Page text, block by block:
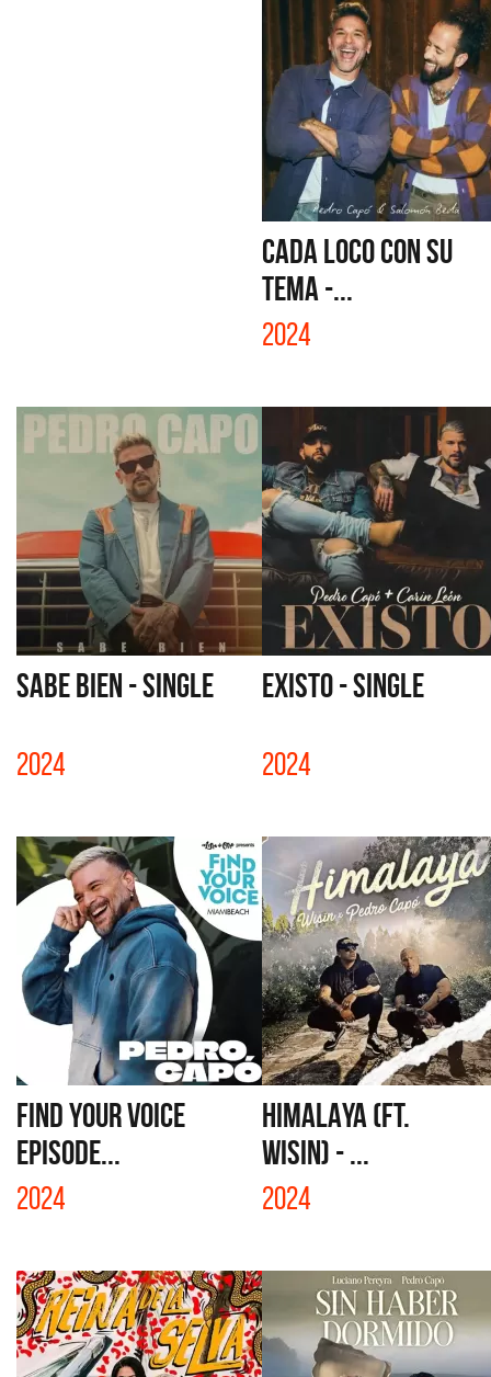
CADA LOCO CON SU
TEMA -...
2024
SABE BIEN - SINGLE
2024
EXISTO - SINGLE
2024
FIND YOUR VOICE
EPISODE...
2024
HIMALAYA (FT.
WISIN) - ...
2024